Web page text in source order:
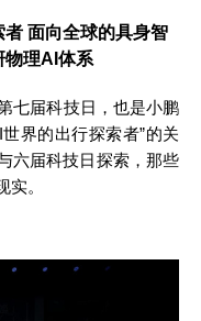
面向全球的具身智
物理AI体系
七届科技日，也是小鹏
界的出行探索者”的关
六届科技日探索，那些
。